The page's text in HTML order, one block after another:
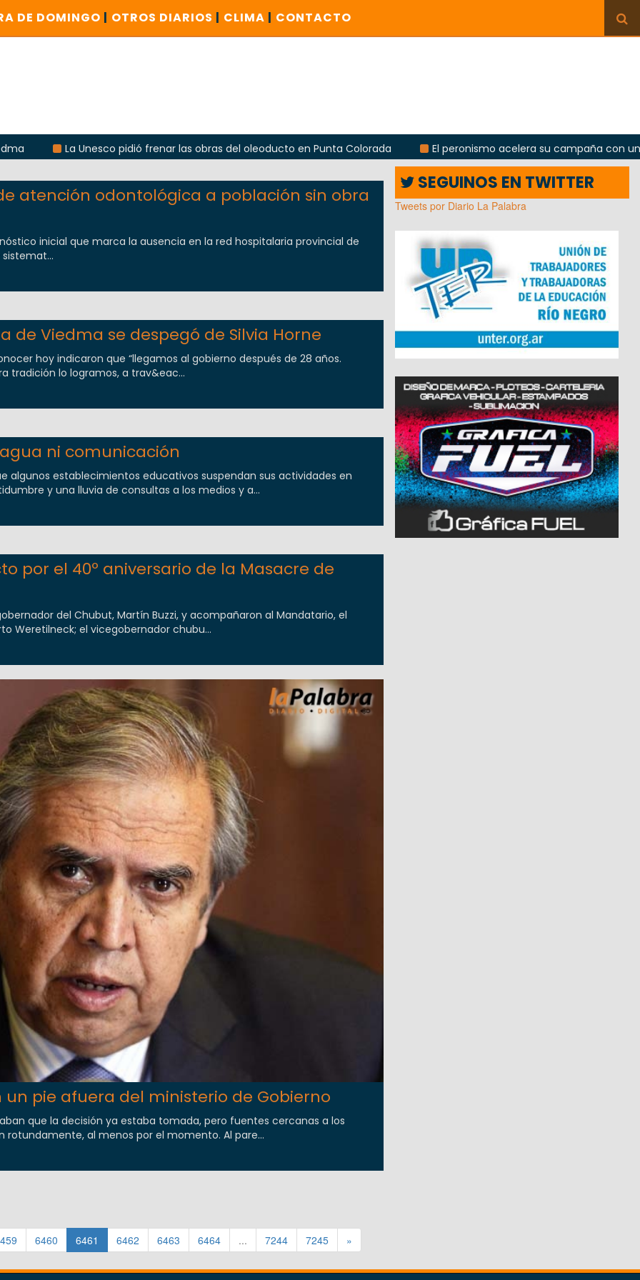
DE DOMINGO | OTROS DIARIOS | CLIMA | CONTACTO
La Unesco pidió frenar las obras del oleoducto en Punta Colorada
El peronismo acelera su campaña con un
atención odontológica a población sin obra
inicial que marca la ausencia en la red hospitalaria provincial de
de Viedma se despegó de Silvia Horne
hoy indicaron que “llegamos al gobierno después de 28 años.
tradición lo logramos, a trav&eac...
ni comunicación
algunos establecimientos educativos suspendan sus actividades en
y una lluvia de consultas a los medios y a...
por el 40º aniversario de la Masacre de
del Chubut, Martín Buzzi, y acompañaron al Mandatario, el
Weretilneck; el vicegobernador chubu...
un pie afuera del ministerio de Gobierno
que la decisión ya estaba tomada, pero fuentes cercanas a los
rotundamente, al menos por el momento. Al pare...
6460 6461 6462 6463 6464 ... 7244 7245 »
SEGUINOS EN TWITTER
Tweets por Diario La Palabra